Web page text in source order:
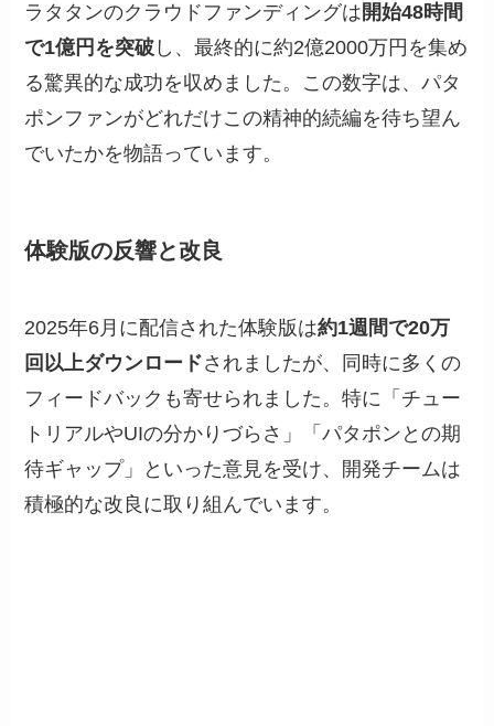
ラタタンのクラウドファンディングは 開始48時間
で1億円を突破 し、最終的に約2億2000万円を集め
る驚異的な成功を収めました。この数字は、パタ
ポンファンがどれだけこの精神的続編を待ち望ん
でいたかを物語っています。
体験版の反響と改良
2025年6月に配信された体験版は約1週間で20万
回以上ダウンロードされましたが、同時に多くの
フィードバックも寄せられました。特に「チュー
トリアルやUIの分かりづらさ」「パタポンとの期
待ギャップ」といった意見を受け、開発チームは
積極的な改良に取り組んでいます。